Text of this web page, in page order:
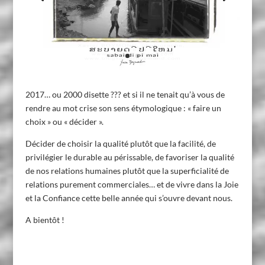
2017… ou 2000 disette ??? et si il ne tenait qu’à vous de
rendre au mot crise son sens étymologique : « faire un
choix » ou « décider ».
Décider de choisir la qualité plutôt que la facilité, de
privilégier le durable au périssable, de favoriser la qualité
de nos relations humaines plutôt que la superficialité de
relations purement commerciales… et de vivre dans la Joie
et la Confiance cette belle année qui s’ouvre devant nous.
A bientôt !